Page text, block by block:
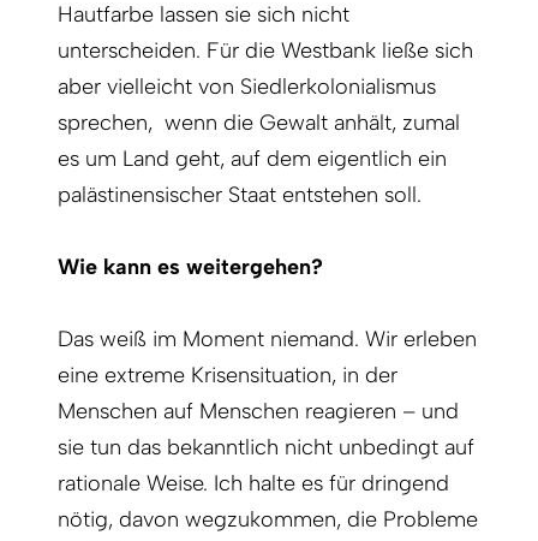
Hautfarbe lassen sie sich nicht
unterscheiden. Für die Westbank ließe sich
aber vielleicht von Siedlerkolonialismus
sprechen, wenn die Gewalt anhält, zumal
es um Land geht, auf dem eigentlich ein
palästinensischer Staat entstehen soll.
Wie kann es weitergehen?
Das weiß im Moment niemand. Wir erleben
eine extreme Krisensituation, in der
Menschen auf Menschen reagieren – und
sie tun das bekanntlich nicht unbedingt auf
rationale Weise. Ich halte es für dringend
nötig, davon wegzukommen, die Probleme